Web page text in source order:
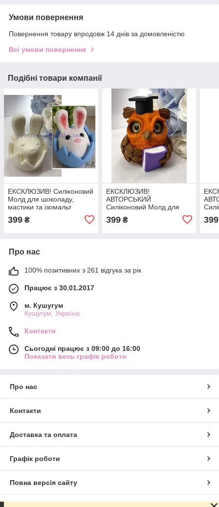
Умови повернення
Повернення товару впродовж 14 днів за домовленістю
Всі умови повернення
Подібні товари компанії
ЕКСКЛЮЗИВ! Силіконовий
Молд для шоколаду,
мастики та ізомальт
399 ₴
ЕКСКЛЮЗИВ!
АВТОРСЬКИЙ
Силіконовий Молд для
ізомальт "Сова з книгою"
399₴ 399
Про нас
100% позитивних з 261 відгука за рік
Працює з 30.01.2017
м. Кушугум
Кушугум, Україна
Контакти
Сьогодні працює з 09:00 до 16:00
Показати весь графік роботи
Про нас
Контакти
Доставка та оплата
Графік роботи
Повна версія сайту